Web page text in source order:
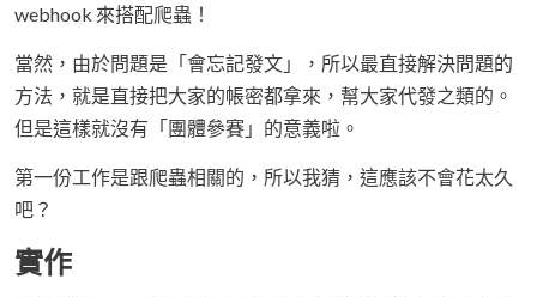
webhook 來搭配爬蟲！
當然，由於問題是「會忘記發文」，所以最直接解決問題的
方法，就是直接把大家的帳密都拿來，幫大家代發之類的。
但是這樣就沒有「團體參賽」的意義啦。
第一份工作是跟爬蟲相關的，所以我猜，這應該不會花太久
吧？
實作